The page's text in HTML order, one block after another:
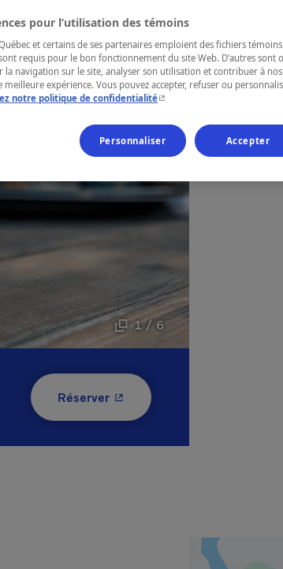
1 / 6
Réserver- Cet hyperlien s'ouvrira
pour l’utilisation des témoins
et certains de ses partenaires emploient des fichiers
requis pour le bon fonctionnement du site Web. D’autres sont
la navigation sur le site, analyser son utilisation et contribuer à
expérience. Vous pouvez accepter, refuser ou
notre politique de confidentialité- Cet hyperlien s'ouvrira dans
Personnaliser Accepter